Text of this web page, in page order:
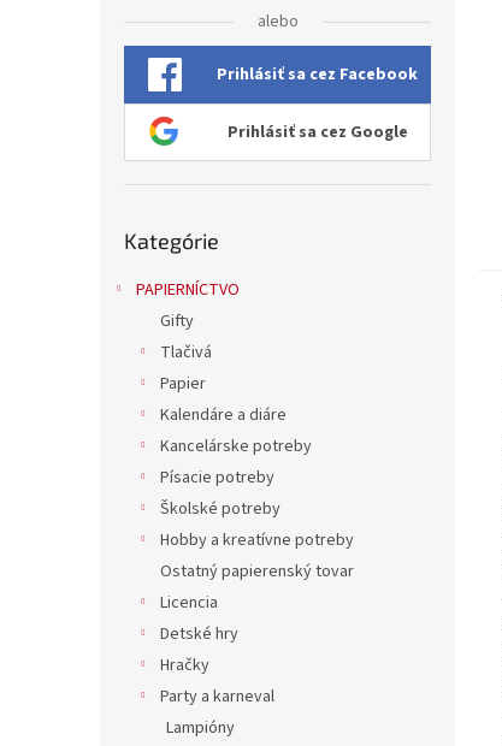
alebo
Prihlásiť sa cez Facebook
Prihlásiť sa cez Google
kategórie
Kategórie
PAPIERNÍCTVO
Gifty
Tlačivá
Papier
Kalendáre a diáre
Kancelárske potreby
Písacie potreby
Školské potreby
Hobby a kreatívne potreby
Ostatný papierenský tovar
Licencia
Detské hry
Hračky
Party a karneval
Lampióny